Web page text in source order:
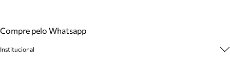
Compre pelo Whatsapp
Institucional